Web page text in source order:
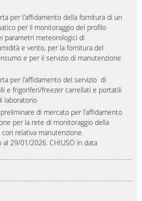
per l'affidamento della fornitura di un
per il monitoraggio del profilo
parametri meteorologici di
e vento, per la fornitura del
e per il servizio di manutenzione
per l'affidamento del servizio di
e frigoriferi/freezer carrellati e portatili
laboratorio
di mercato per l'affidamento
per la rete di monitoraggio della
relativa manutenzione.
al 29/01/2026. CHIUSO in data